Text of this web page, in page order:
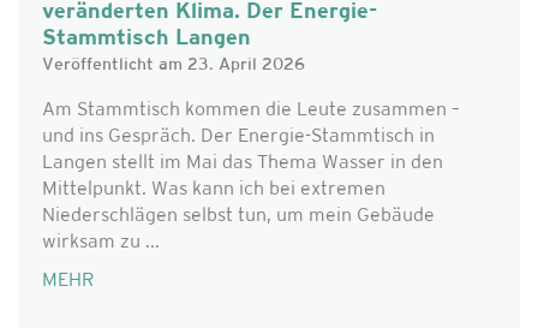
veränderten Klima. Der Energie-
Stammtisch Langen
Veröffentlicht am 23. April 2026
Am Stammtisch kommen die Leute zusammen –
und ins Gespräch. Der Energie-Stammtisch in
Langen stellt im Mai das Thema Wasser in den
Mittelpunkt. Was kann ich bei extremen
Niederschlägen selbst tun, um mein Gebäude
wirksam zu ...
MEHR